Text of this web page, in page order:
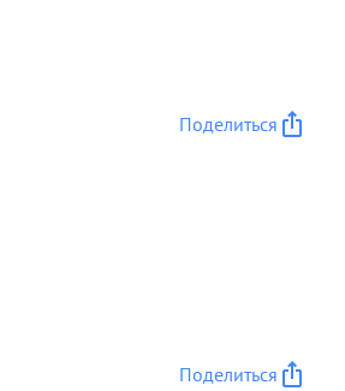
Поделиться
Поделиться